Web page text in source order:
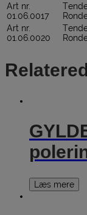
Art nr.
01.06.0017
Art nr.
01.06.0020
Læs mere